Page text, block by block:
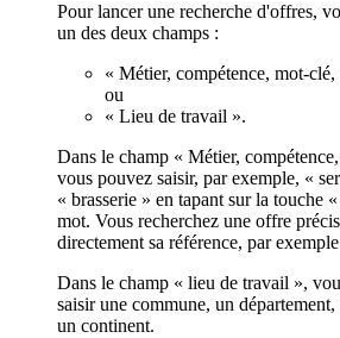
Pour lancer une recherche d'offres,
un des deux champs :
« Métier, compétence, mot-
ou
« Lieu de travail ».
Dans le champ « Métier,
vous pouvez saisir, par exemple, «
« brasserie » en tapant sur la touche
mot. Vous recherchez une offre
directement sa référence, par
Dans le champ « lieu de travail »,
saisir une commune, un
un continent.